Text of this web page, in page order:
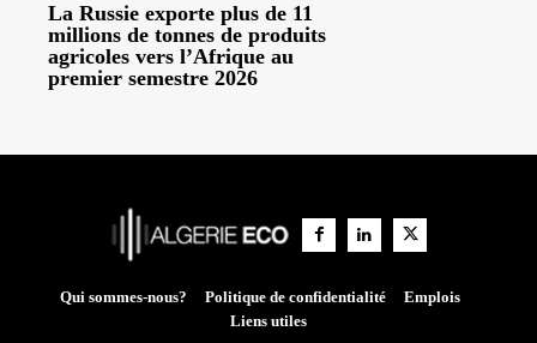
La Russie exporte plus de 11
millions de tonnes de produits
agricoles vers l’Afrique au
premier semestre 2026
Qui sommes-nous? Politique de confidentialité
Emplois
Liens utiles